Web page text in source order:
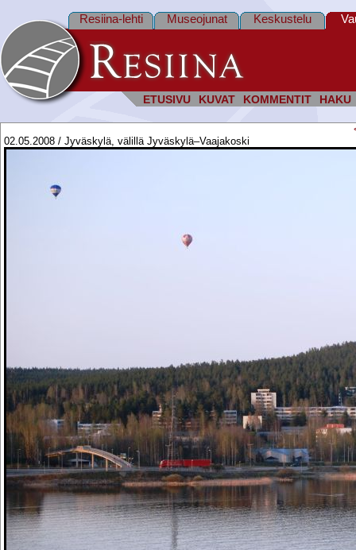
ETUSIVU KUVAT KOMMENTIT HAKU
Resiina-lehti Museojunat Keskustelu
02.05.2008 / Jyväskylä, välillä Jyväskylä–Vaajakoski